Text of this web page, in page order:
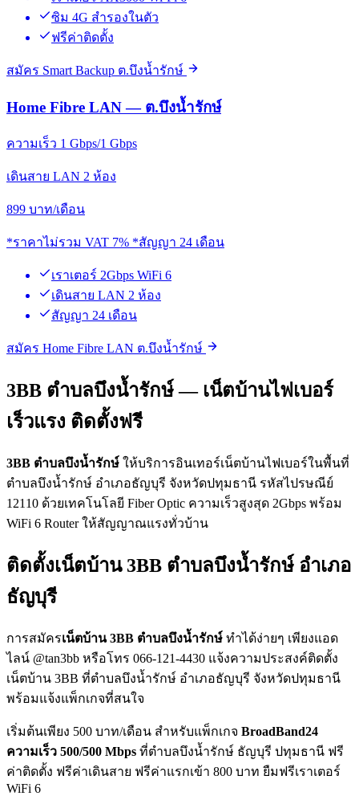
ซิม 4G สำรองในตัว
ฟรีค่าติดตั้ง
สมัคร Smart Backup ต.บึงน้ำรักษ์
Home Fibre LAN — ต.บึงน้ำรักษ์
ความเร็ว 1 Gbps/1 Gbps
เดินสาย LAN 2 ห้อง
899 บาท/เดือน
*ราคาไม่รวม VAT 7% *สัญญา 24 เดือน
เราเตอร์ 2Gbps WiFi 6
เดินสาย LAN 2 ห้อง
สัญญา 24 เดือน
สมัคร Home Fibre LAN ต.บึงน้ำรักษ์
3BB ตำบลบึงน้ำรักษ์ — เน็ตบ้านไฟเบอร์
เร็วแรง ติดตั้งฟรี
3BB ตำบลบึงน้ำรักษ์ ให้บริการอินเทอร์เน็ตบ้านไฟเบอร์ในพื้นที่
ตำบลบึงน้ำรักษ์ อำเภอธัญบุรี จังหวัดปทุมธานี รหัสไปรษณีย์
12110 ด้วยเทคโนโลยี Fiber Optic ความเร็วสูงสุด 2Gbps พร้อม
WiFi 6 Router ให้สัญญาณแรงทั่วบ้าน
ติดตั้งเน็ตบ้าน 3BB ตำบลบึงน้ำรักษ์ อำเภอ
ธัญบุรี
การสมัครเน็ตบ้าน 3BB ตำบลบึงน้ำรักษ์ ทำได้ง่ายๆ เพียงแอด
ไลน์ @tan3bb หรือโทร 066-121-4430 แจ้งความประสงค์ติดตั้ง
เน็ตบ้าน 3BB ที่ตำบลบึงน้ำรักษ์ อำเภอธัญบุรี จังหวัดปทุมธานี
พร้อมแจ้งแพ็กเกจที่สนใจ
เริ่มต้นเพียง 500 บาท/เดือน สำหรับแพ็กเกจ BroadBand24
ความเร็ว 500/500 Mbps ที่ตำบลบึงน้ำรักษ์ ธัญบุรี ปทุมธานี ฟรี
ค่าติดตั้ง ฟรีค่าเดินสาย ฟรีค่าแรกเข้า 800 บาท ยืมฟรีเราเตอร์
WiFi 6